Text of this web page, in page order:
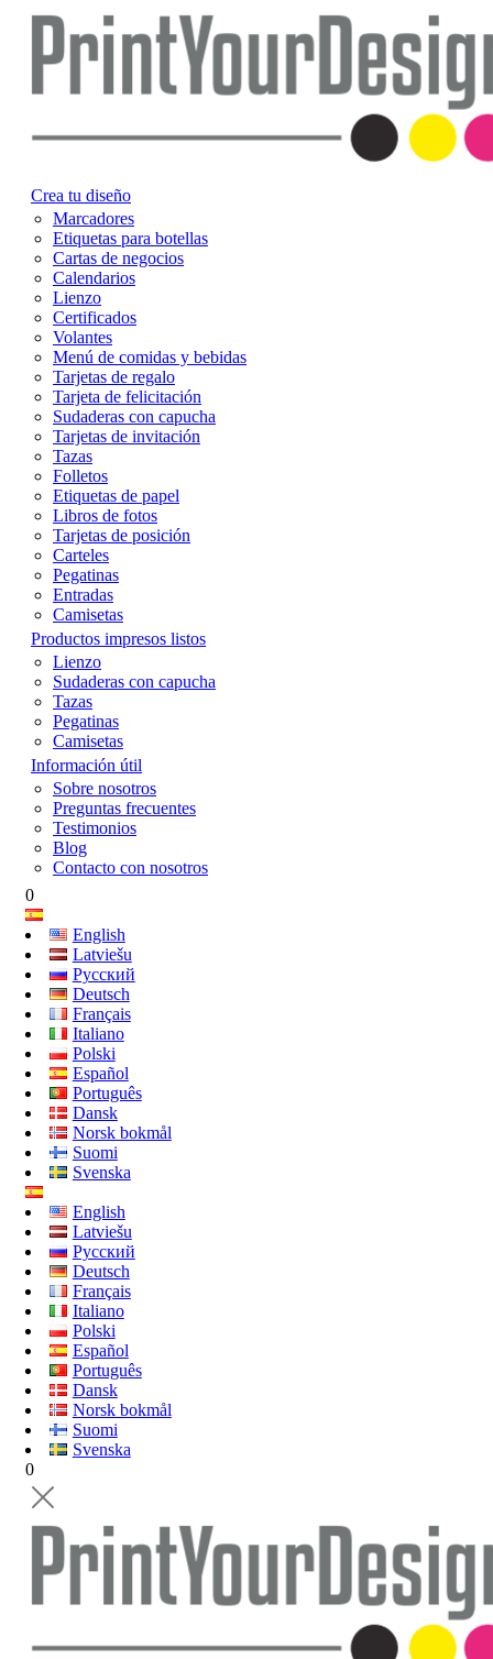
Crea tu diseño
Marcadores
Etiquetas para botellas
Cartas de negocios
Calendarios
Lienzo
Certificados
Volantes
Menú de comidas y bebidas
Tarjetas de regalo
Tarjeta de felicitación
Sudaderas con capucha
Tarjetas de invitación
Tazas
Folletos
Etiquetas de papel
Libros de fotos
Tarjetas de posición
Carteles
Pegatinas
Entradas
Camisetas
Productos impresos listos
Lienzo
Sudaderas con capucha
Tazas
Pegatinas
Camisetas
Información útil
Sobre nosotros
Preguntas frecuentes
Testimonios
Blog
Contacto con nosotros
0
English
Latviešu
Русский
Deutsch
Français
Italiano
Polski
Español
Português
Dansk
Norsk bokmål
Suomi
Svenska
English
Latviešu
Русский
Deutsch
Français
Italiano
Polski
Español
Português
Dansk
Norsk bokmål
Suomi
Svenska
0